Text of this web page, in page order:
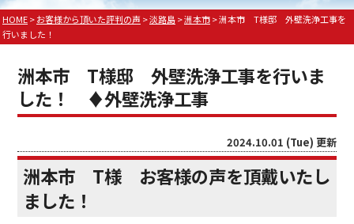
HOME>お客様から頂いた評判の声 >淡路島>洲本市>洲本市 T様邸 外壁洗浄工事を
行いました！
洲本市 T様邸 外壁洗浄工事を行いま
した！ ♦外壁洗浄工事
2024.10.01 (Tue) 更新
洲本市 T様 お客様の声を頂戴いたし
ました！